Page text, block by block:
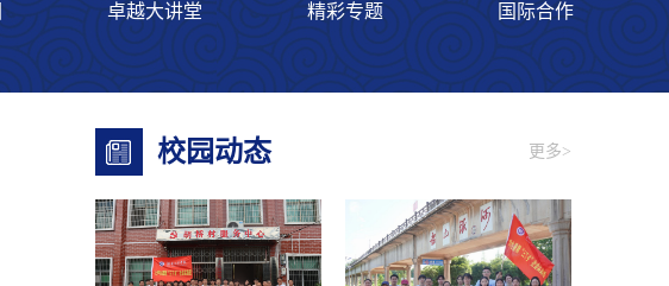
卓越大讲堂 精彩专题 国际合作
校园动态 更多>